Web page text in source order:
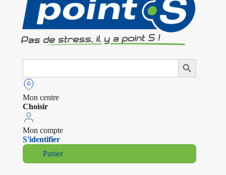
Search
Search Button
Mon centre
Choisir
Mon compte
S'identifier
Panier